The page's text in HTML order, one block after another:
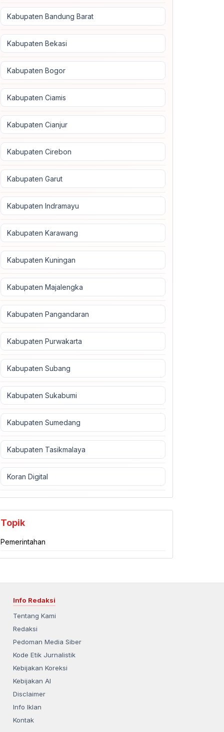
Kabupaten Bandung Barat
Kabupaten Bekasi
Kabupaten Bogor
Kabupaten Ciamis
Kabupaten Cianjur
Kabupaten Cirebon
Kabupaten Garut
Kabupaten Indramayu
Kabupaten Karawang
Kabupaten Kuningan
Kabupaten Majalengka
Kabupaten Pangandaran
Kabupaten Purwakarta
Kabupaten Subang
Kabupaten Sukabumi
Kabupaten Sumedang
Kabupaten Tasikmalaya
Koran Digital
Topik
Pemerintahan
Info Redaksi
Tentang Kami
Redaksi
Pedoman Media Siber
Kode Etik Jurnalistik
Kebijakan Koreksi
Kebijakan AI
Disclaimer
Info Iklan
Kontak